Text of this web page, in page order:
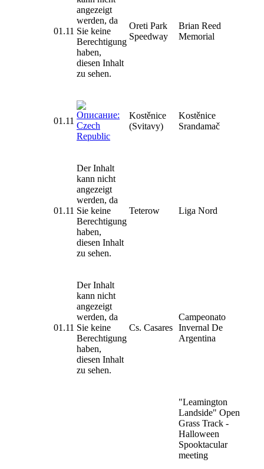
01.11
angezeigt
werden, da
Sie keine
Berechtigung
haben,
diesen Inhalt
zu sehen.
Oreti Park
Speedway
Brian Reed
Memorial
01.11
Kostěnice
(Svitavy)
Kostěnice
Srandamač
01.11
Der Inhalt
kann nicht
angezeigt
werden, da
Sie keine
Berechtigung
haben,
diesen Inhalt
zu sehen.
Teterow Liga Nord
01.11
Der Inhalt
kann nicht
angezeigt
werden, da
Sie keine
Berechtigung
haben,
diesen Inhalt
zu sehen.
Cs. Casares
Campeonato
Invernal De
Argentina
"Leamington
Landside" Open
Grass Track -
Halloween
Spooktacular
meeting